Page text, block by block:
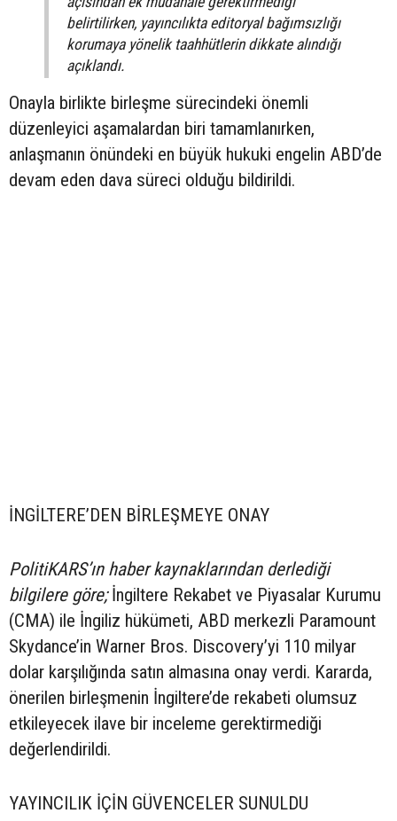
belirtilirken, yayıncılıkta editoryal bağımsızlığı
korumaya yönelik taahhütlerin dikkate alındığı
açıklandı.
Onayla birlikte birleşme sürecindeki önemli
düzenleyici aşamalardan biri tamamlanırken,
anlaşmanın önündeki en büyük hukuki engelin ABD’de
devam eden dava süreci olduğu bildirildi.
İNGİLTERE’DEN BİRLEŞMEYE ONAY
PolitiKARS’ın haber kaynaklarından derlediği
bilgilere göre;İngiltere Rekabet ve Piyasalar Kurumu
(CMA) ile İngiliz hükümeti, ABD merkezli Paramount
Skydance’in Warner Bros. Discovery’yi 110 milyar
dolar karşılığında satın almasına onay verdi. Kararda,
önerilen birleşmenin İngiltere’de rekabeti olumsuz
etkileyecek ilave bir inceleme gerektirmediği
değerlendirildi.
YAYINCILIK İÇİN GÜVENCELER SUNULDU